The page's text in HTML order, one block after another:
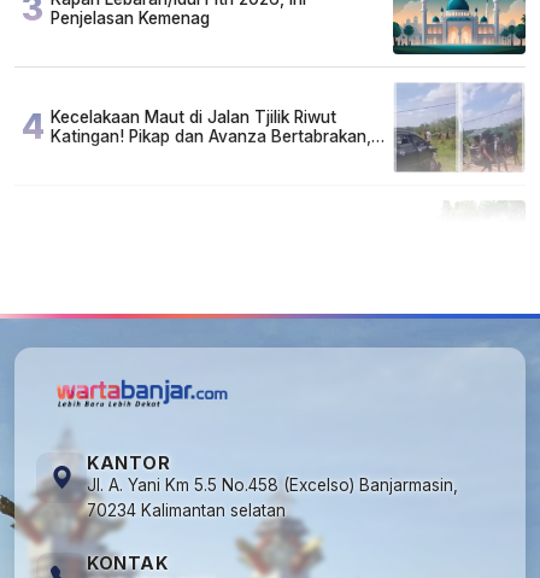
3 Penjelasan Kemenag
4 Kecelakaan Maut di Jalan Tjilik Riwut
Katingan! Pikap dan Avanza Bertabrakan,
KANTOR
Jl. A. Yani Km 5.5 No.458 (Excelso) Banjarmasin,
70234 Kalimantan selatan
KONTAK